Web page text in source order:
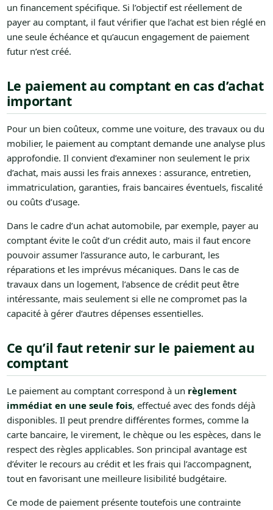
un financement spécifique. Si l’objectif est réellement de
payer au comptant, il faut vérifier que l’achat est bien réglé en
une seule échéance et qu’aucun engagement de paiement
futur n’est créé.
Le paiement au comptant en cas d’achat
important
Pour un bien coûteux, comme une voiture, des travaux ou du
mobilier, le paiement au comptant demande une analyse plus
approfondie. Il convient d’examiner non seulement le prix
d’achat, mais aussi les frais annexes : assurance, entretien,
immatriculation, garanties, frais bancaires éventuels, fiscalité
ou coûts d’usage.
Dans le cadre d’un achat automobile, par exemple, payer au
comptant évite le coût d’un crédit auto, mais il faut encore
pouvoir assumer l’assurance auto, le carburant, les
réparations et les imprévus mécaniques. Dans le cas de
travaux dans un logement, l’absence de crédit peut être
intéressante, mais seulement si elle ne compromet pas la
capacité à gérer d’autres dépenses essentielles.
Ce qu’il faut retenir sur le paiement au
comptant
Le paiement au comptant correspond à un règlement
immédiat en une seule fois, effectué avec des fonds déjà
disponibles. Il peut prendre différentes formes, comme la
carte bancaire, le virement, le chèque ou les espèces, dans le
respect des règles applicables. Son principal avantage est
d’éviter le recours au crédit et les frais qui l’accompagnent,
tout en favorisant une meilleure lisibilité budgétaire.
Ce mode de paiement présente toutefois une contrainte